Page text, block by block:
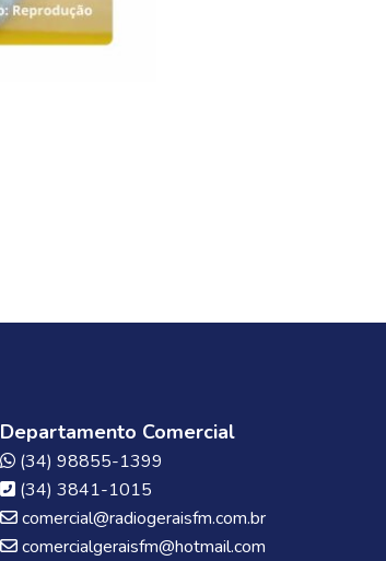
Departamento Comercial
(34) 98855-1399
(34) 3841-1015
comercial@radiogeraisfm.com.br
comercialgeraisfm@hotmail.com